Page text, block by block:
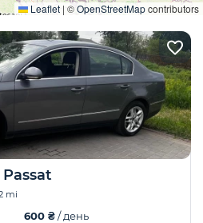
Leaflet | ©OpenStreetMapcontributors
mi
600 ₴/ день